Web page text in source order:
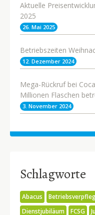
Aktuelle
2025
26. Mai 2025
Betriebszeiten
12. Dezember 2024
Mega-Rückruf bei
Millionen Flaschen
3. November 2024
Schlagworte
Abacus
Dienstjubiläum
FCSG